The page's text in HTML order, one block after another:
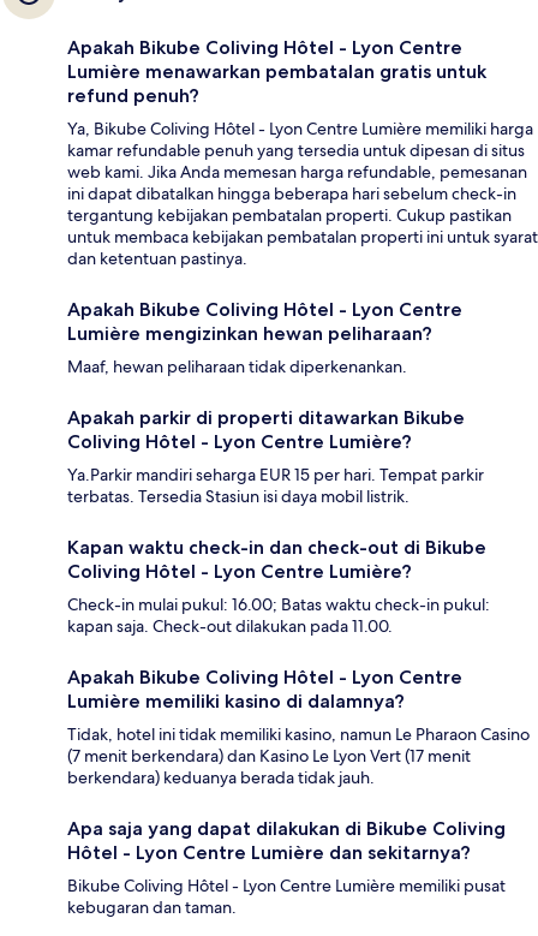
Apakah Bikube Coliving Hôtel - Lyon Centre
Lumière menawarkan pembatalan gratis untuk
refund penuh?
Ya, Bikube Coliving Hôtel - Lyon Centre Lumière memiliki harga
kamar refundable penuh yang tersedia untuk dipesan di situs
web kami. Jika Anda memesan harga refundable, pemesanan
ini dapat dibatalkan hingga beberapa hari sebelum check-in
tergantung kebijakan pembatalan properti. Cukup pastikan
untuk membaca kebijakan pembatalan properti ini untuk syarat
dan ketentuan pastinya.
Apakah Bikube Coliving Hôtel - Lyon Centre
Lumière mengizinkan hewan peliharaan?
Maaf, hewan peliharaan tidak diperkenankan.
Apakah parkir di properti ditawarkan Bikube
Coliving Hôtel - Lyon Centre Lumière?
Ya.Parkir mandiri seharga EUR 15 per hari. Tempat parkir
terbatas. Tersedia Stasiun isi daya mobil listrik.
Kapan waktu check-in dan check-out di Bikube
Coliving Hôtel - Lyon Centre Lumière?
Check-in mulai pukul: 16.00; Batas waktu check-in pukul:
kapan saja. Check-out dilakukan pada 11.00.
Apakah Bikube Coliving Hôtel - Lyon Centre
Lumière memiliki kasino di dalamnya?
Tidak, hotel ini tidak memiliki kasino, namun Le Pharaon Casino
(7 menit berkendara) dan Kasino Le Lyon Vert (17 menit
berkendara) keduanya berada tidak jauh.
Apa saja yang dapat dilakukan di Bikube Coliving
Hôtel - Lyon Centre Lumière dan sekitarnya?
Bikube Coliving Hôtel - Lyon Centre Lumière memiliki pusat
kebugaran dan taman.